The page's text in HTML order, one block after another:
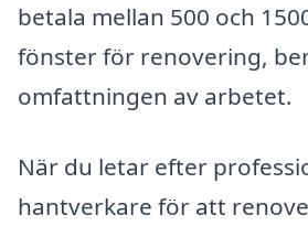
betala mellan 500 och
fönster för renovering,
omfattningen av arbetet.
När du letar efter
hantverkare för att